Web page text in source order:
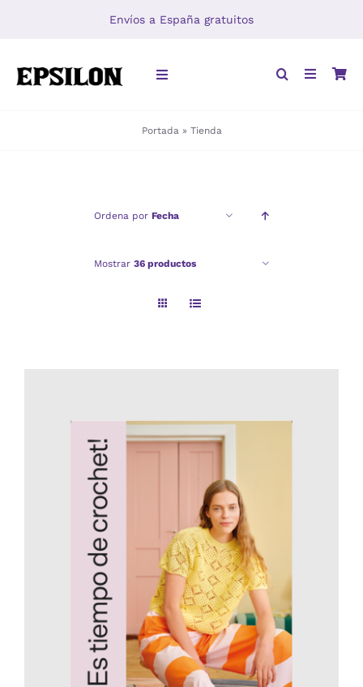
Envíos a España gratuitos
Toggle
Portada » Tienda
Ordena por Fecha
Mostrar 36 productos
AÑADIR AL CARRITO
/
DETALLES